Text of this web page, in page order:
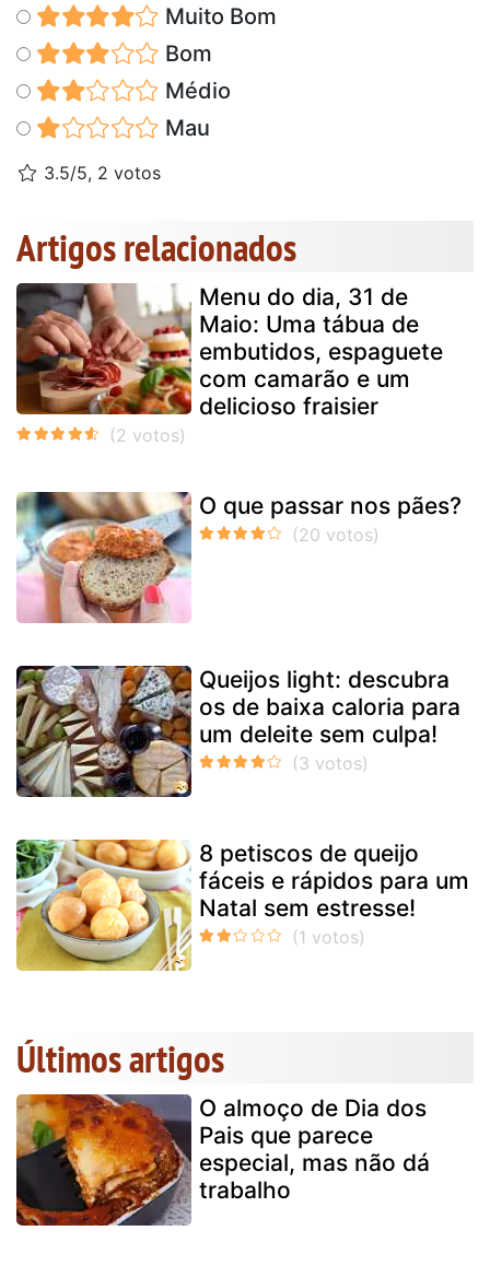
Muito Bom
Bom
Médio
Mau
3.5/5, 2 votos
Artigos relacionados
Menu do dia, 31 de
Maio: Uma tábua de
embutidos, espaguete
com camarão e um
delicioso fraisier
O que passar nos pães?
Queijos light: descubra
os de baixa caloria para
um deleite sem culpa!
8 petiscos de queijo
fáceis e rápidos para um
Natal sem estresse!
Últimos artigos
O almoço de Dia dos
Pais que parece
especial, mas não dá
trabalho